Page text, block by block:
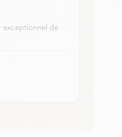
exceptionnel de